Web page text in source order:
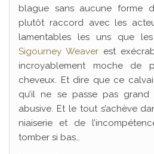
blague sans aucune forme
plutôt raccord avec les
lamentables les uns que
Sigourney Weaver est
incroyablement moche
cheveux. Et dire que ce
qu’il ne se passe pas grand
abusive. Et le tout s’achève
niaiserie et de
tomber si bas…